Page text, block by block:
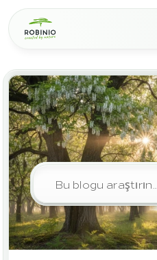
Bu blogu araştırın…